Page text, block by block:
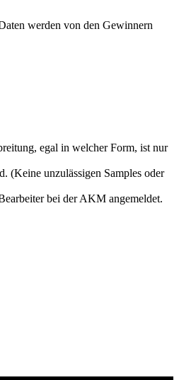
werden von den Gewinnern
egal in welcher Form, ist nur
(Keine unzulässigen Samples oder
bei der AKM angemeldet.